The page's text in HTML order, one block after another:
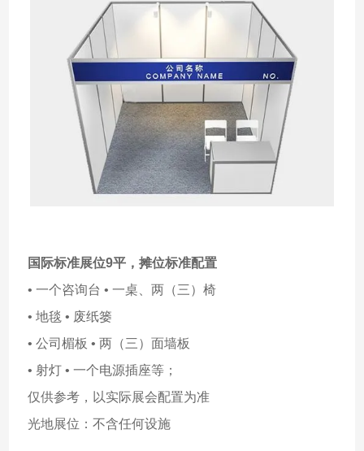
国际标准展位9平，摊位标准配置
• 一个咨询台 • 一桌、两（三）椅
• 地毯 • 废纸篓
• 公司楣板 • 两（三）面墙板
• 射灯 • 一个电源插座等；
仅供参考，以实际展会配置为准
光地展位：不含任何设施